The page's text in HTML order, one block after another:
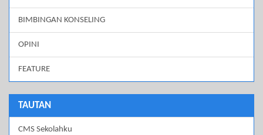
BIMBINGAN KONSELING
OPINI
FEATURE
TAUTAN
CMS Sekolahku